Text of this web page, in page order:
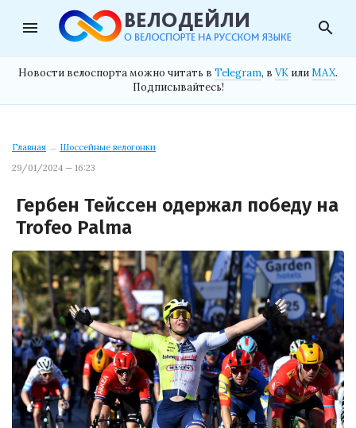
menu search
Новости велоспорта можно читать в Telegram, в VK илиMAX.
Подписывайтесь!
Главная → Шоссейные велогонки
29/01/2024 — 16:23
Гербен Тейссен одержал победу на
Trofeo Palma